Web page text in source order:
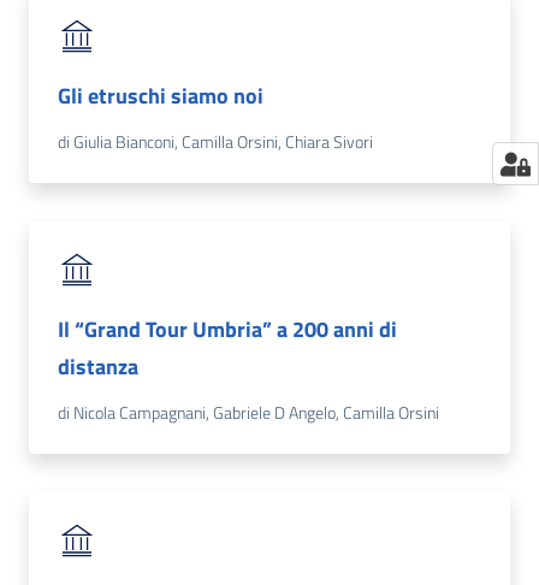
Gli etruschi siamo noi
di Giulia Bianconi, Camilla Orsini, Chiara Sivori
Il “Grand Tour Umbria” a 200 anni di
distanza
di Nicola Campagnani, Gabriele D Angelo, Camilla Orsini